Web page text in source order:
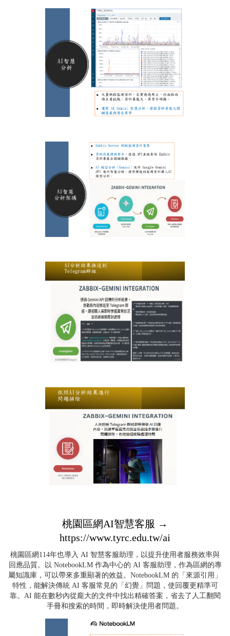
桃園區網AI智慧客服 →
https://www.tyrc.edu.tw/ai
桃園區網114年也導入 AI 智慧客服助理，以提升使用者服務效率與
回應品質。以 NotebookLM 作為中心的 AI 客服助理，作為區網的專
屬知識庫，可以帶來多重顯著的效益。NotebookLM 的「來源引用」
特性，能解決傳統 AI 客服常見的「幻覺」問題，使回覆更精準可
靠。AI 能在數秒內從龐大的文件中找出精確答案，省去了人工翻閱
手冊和搜索的時間，即時解決使用者問題。